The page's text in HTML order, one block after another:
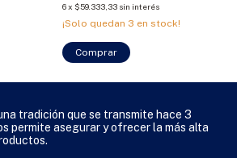
6x $59.333,33 sin interés
¡Solo quedan 3 en stock!
Comprar
tradición que se transmite hace 3
permite asegurar y ofrecer la más alta